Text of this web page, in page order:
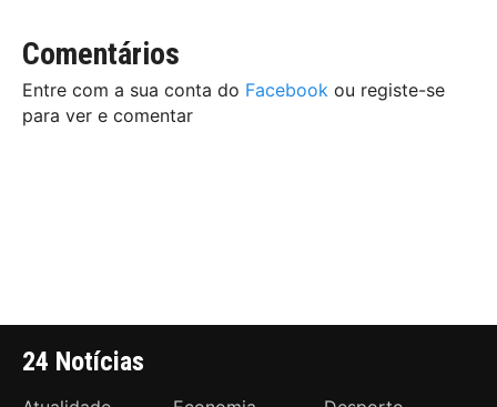
Comentários
Entre com a sua conta do Facebook ou registe-se
para ver e comentar
24 Notícias